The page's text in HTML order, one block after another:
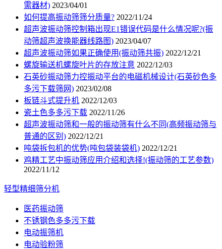
需器材) 2023/04/01
如何提高振动筛筛分质量? 2022/11/24
超声波振动筛控制箱出现E1错误代码是什么情况呢?(振
动筛超声波换能器线路图) 2023/04/07
超声波振动筛如果正确使用(振动筛共振) 2022/12/21
螺旋输送机螺旋叶片的存放注意 2022/12/03
石英砂振动筛力控振动平台的电磁机械设计(石英砂色多
多污下载筛网) 2023/02/08
板链斗式提升机 2022/12/03
瓷土色多多污下载 2022/11/26
超声波振动筛和一般的振动筛有什么不同(高频振动筛与
普通的区别) 2022/12/21
吨袋拆包机的优势(吨包袋装袋机) 2022/12/21
鸡精工艺中振动筛应用介绍和选择!(振动筛的工艺参数)
2022/11/12
轻型精细筛分机
医药振动筛
不锈钢色多多污下载
电动振筛机
电动验粉筛